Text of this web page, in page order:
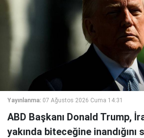
Yayınlanma: 07 Ağustos 2026 Cuma 14:31
ABD Başkanı Donald Trump,
yakında biteceğine inandığını